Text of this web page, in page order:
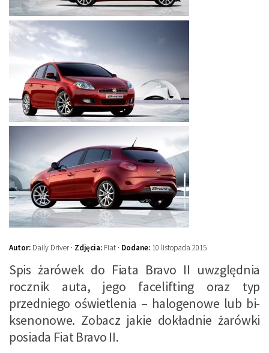
Autor: Daily Driver · Zdjęcia: Fiat · Dodane: 10 listopada 2015
Spis żarówek do Fiata Bravo II uwzględnia
rocznik auta, jego facelifting oraz typ
przedniego oświetlenia – halogenowe lub bi-
ksenonowe. Zobacz jakie dokładnie żarówki
posiada Fiat Bravo II.